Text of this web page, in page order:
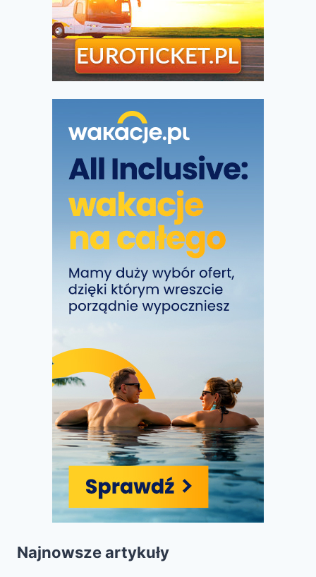
Najnowsze artykuły